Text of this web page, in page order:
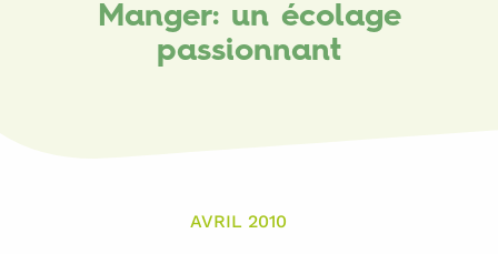
Manger: un écolage
passionnant
AVRIL 2010